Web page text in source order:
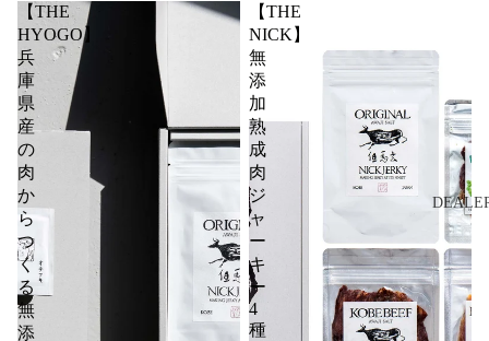
【THE
HYOGO】
兵
庫
県
産
の
肉
か
ら
つ
く
る
無
添
【THE
NICK】
無
添
加
熟
成
肉
ジ
ャ
ー
キ
ー
4
種